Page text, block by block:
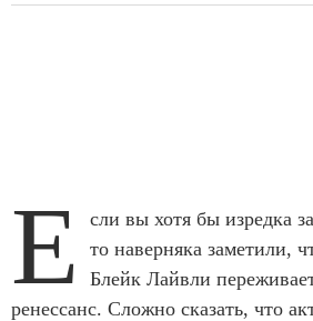
Е
сли вы хотя бы изредка
то наверняка заметили,
Блейк Лайвли
ренессанс. Сложно сказать, что